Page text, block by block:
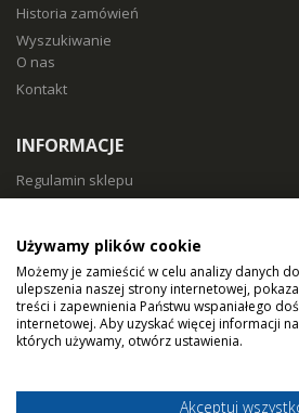
Historia zamówień
Wyszukiwanie
O nas
Kontakt
INFORMACJE
Regulamin sklepu
Koszty i czas dostawy
Zwroty i reklamacje
Klasy filtracji
Dobierz filtry
Używamy plików cookie
Możemy je zamieścić w celu analizy danych
ulepszenia naszej strony internetowej,
treści i zapewnienia Państwu wspaniałego
internetowej. Aby uzyskać więcej informacji
których używamy, otwórz ustawienia.
Akceptuj